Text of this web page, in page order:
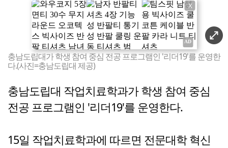
X
충남도립대가 학생 참여 중심 전공 프로그램인 '리더19'를 운영한
다.(사진=충남도립대 제공)
충남도립대 작업치료학과가 학생 참여 중심
전공 프로그램인 '리더19'를 운영한다.
15일 작업치료학과에 따르면 전문대학 혁신